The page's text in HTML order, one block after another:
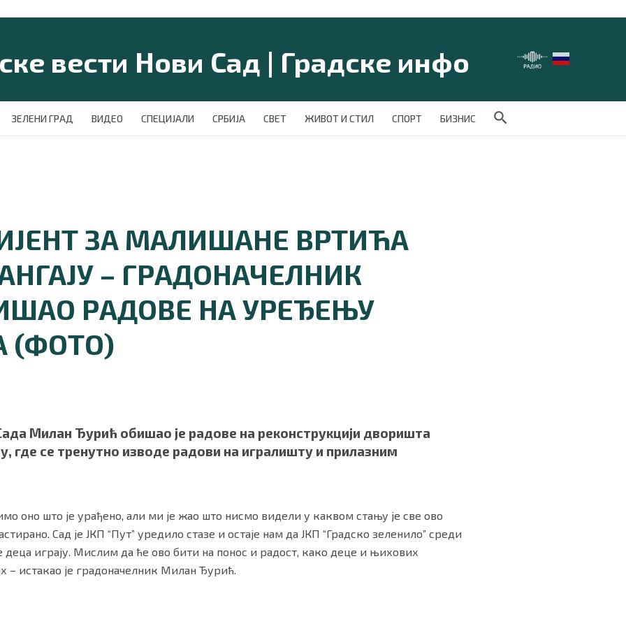
ЗЕЛЕНИ ГРАД ВИДЕО СПЕЦИЈАЛИ СРБИЈА СВЕТ ЖИВОТ И СТИЛ СПОРТ БИЗНИС
Search Button
ЗА МАЛИШАНЕ ВРТИЋА
– ГРАДОНАЧЕЛНИК
РАДОВЕ НА УРЕЂЕЊУ
(ФОТО)
Милан Ђурић обишао је радове на реконструкцији дворишта
где се тренутно изводе радови на игралишту и прилазним
оно што је урађено, али ми је жао што нисмо видели у каквом стању је све ово
Сад је ЈКП “Пут” уредило стазе и остаје нам да ЈКП “Градско зеленило” среди
деца играју. Мислим да ће ово бити на понос и радост, како деце и њихових
– истакао је градоначелник Милан Ђурић.